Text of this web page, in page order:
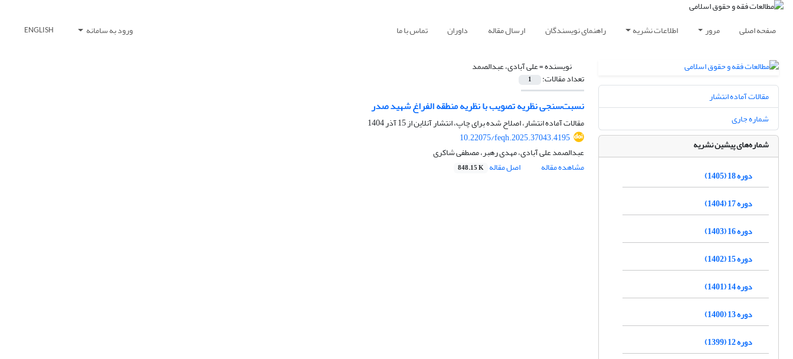
صفحه اصلی مرور اطلاعات نشریه راهنمای نویسندگان ارسال مقاله داوران تماس با ما ورود به سامانه ENGLISH
نویسنده =علی آبادی، عبدالصمد
تعداد مقالات: 1
نسبت‌سنجی نظریه تصویب با نظریه منطقه الفراغ شهید صدر
مقالات آماده انتشار، اصلاح شده برای چاپ، انتشار آنلاین از15 آذر 1404
10.22075/feqh.2025.37043.4195
عبدالصمد علی آبادی، مهدی رهبر، مصطفی شاکری
مشاهده مقاله
اصل مقاله 848.15 K
مقالات آماده انتشار
شماره جاری
شماره‌های پیشین نشریه
دوره 18 (1405)
دوره 17 (1404)
دوره 16 (1403)
دوره 15 (1402)
دوره 14 (1401)
دوره 13 (1400)
دوره 12 (1399)